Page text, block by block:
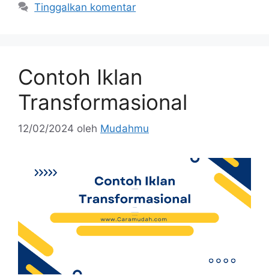
Tinggalkan komentar
Contoh Iklan
Transformasional
12/02/2024 oleh Mudahmu